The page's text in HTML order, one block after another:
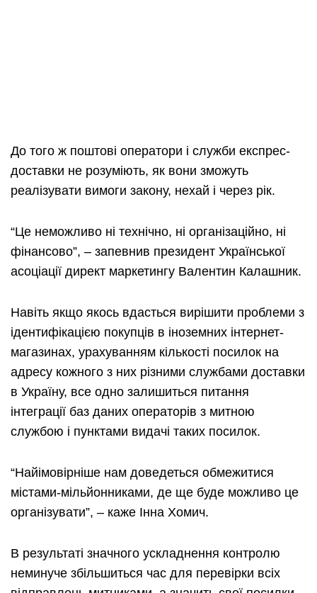
До того ж поштові оператори і служби експрес-
доставки не розуміють, як вони зможуть
реалізувати вимоги закону, нехай і через рік.
“Це неможливо ні технічно, ні організаційно, ні
фінансово”, – запевнив президент Української
асоціації директ маркетингу Валентин Калашник.
Навіть якщо якось вдасться вирішити проблеми з
ідентифікацією покупців в іноземних інтернет-
магазинах, урахуванням кількості посилок на
адресу кожного з них різними службами доставки
в Україну, все одно залишиться питання
інтеграції баз даних операторів з митною
службою і пунктами видачі таких посилок.
“Найімовірніше нам доведеться обмежитися
містами-мільйонниками, де ще буде можливо це
організувати”, – каже Інна Хомич.
В результаті значного ускладнення контролю
неминуче збільшиться час для перевірки всіх